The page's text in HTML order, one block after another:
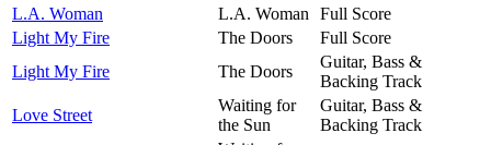
L.A. Woman
L.A. Woman
Full Score
Light My Fire
The Doors
Full Score
Light My Fire
The Doors
Guitar, Bass &
Backing Track
Love Street
Waiting for
the Sun
Guitar, Bass &
Backing Track